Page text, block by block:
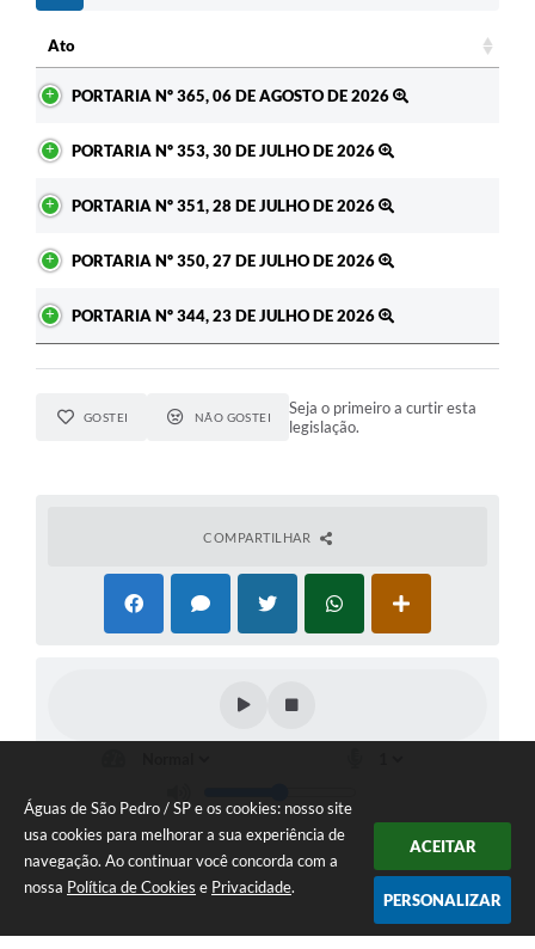
Águas de São Pedro / SP e os cookies: nosso site
usa cookies para melhorar a sua experiência de
navegação. Ao continuar você concorda com a
nossa Política de Cookies e Privacidade.
ACEITAR
PERSONALIZAR
Ato
PORTARIA Nº 365, 06 DE AGOSTO DE 2026
PORTARIA Nº 353, 30 DE JULHO DE 2026
PORTARIA Nº 351, 28 DE JULHO DE 2026
PORTARIA Nº 350, 27 DE JULHO DE 2026
PORTARIA Nº 344, 23 DE JULHO DE 2026
GOSTEI NÃO GOSTEI
Seja o primeiro a curtir esta
legislação.
COMPARTILHAR